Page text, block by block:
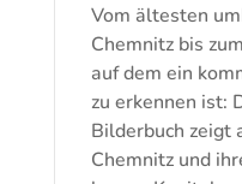
Vom ältesten
Chemnitz bis
auf dem ein
zu erkennen ist:
Bilderbuch zeigt
Chemnitz und